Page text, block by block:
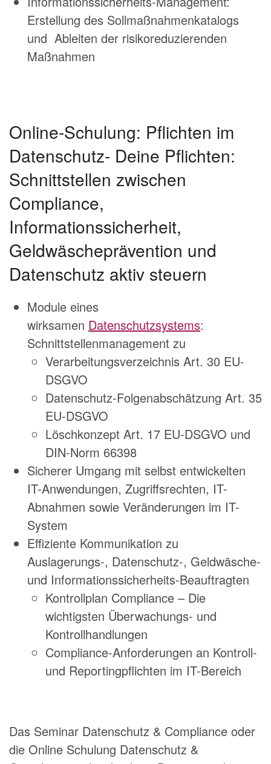
Erstellung des Sollmaßnahmenkatalogs
und Ableiten der risikoreduzierenden
Maßnahmen
Online-Schulung: Pflichten im
Datenschutz- Deine Pflichten:
Schnittstellen zwischen
Compliance,
Informationssicherheit,
Geldwäscheprävention und
Datenschutz aktiv steuern
Module eines
wirksamen Datenschutzsystems:
Schnittstellenmanagement zu
Verarbeitungsverzeichnis Art. 30 EU-
DSGVO
Datenschutz-Folgenabschätzung Art. 35
EU-DSGVO
Löschkonzept Art. 17 EU-DSGVO und
DIN-Norm 66398
Sicherer Umgang mit selbst entwickelten
IT-Anwendungen, Zugriffsrechten, IT-
Abnahmen sowie Veränderungen im IT-
System
Effiziente Kommunikation zu
Auslagerungs-, Datenschutz-, Geldwäsche-
und Informationssicherheits-Beauftragten
Kontrollplan Compliance – Die
wichtigsten Überwachungs- und
Kontrollhandlungen
Compliance-Anforderungen an Kontroll-
und Reportingpflichten im IT-Bereich
Das Seminar Datenschutz & Compliance oder
die Online Schulung Datenschutz &